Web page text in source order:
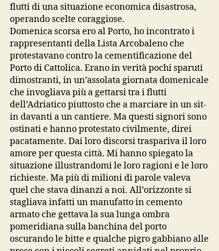
flutti di una situazione economica disastrosa,
operando scelte coraggiose.
Domenica scorsa ero al Porto, ho incontrato i
rappresentanti della Lista Arcobaleno che
protestavano contro la cementificazione del
Porto di Cattolica. Erano in verità pochi sparuti
dimostranti, in un’assolata giornata domenicale
che invogliava più a gettarsi tra i flutti
dell’Adriatico piuttosto che a marciare in un sit-
in davanti a un cantiere. Ma questi signori sono
ostinati e hanno protestato civilmente, direi
pacatamente. Dai loro discorsi traspariva il loro
amore per questa città. Mi hanno spiegato la
situazione illustrandomi le loro ragioni e le loro
richieste. Ma più di milioni di parole valeva
quel che stava dinanzi a noi. All’orizzonte si
stagliava infatti un manufatto in cemento
armato che gettava la sua lunga ombra
pomeridiana sulla banchina del porto
oscurando le bitte e qualche pigro gabbiano alle